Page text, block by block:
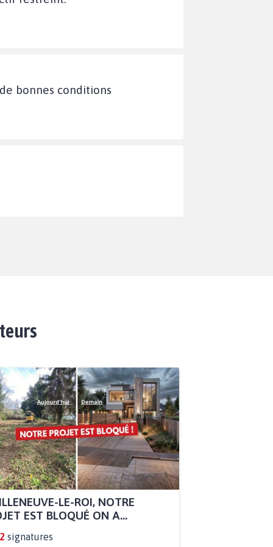
bonnes conditions
LE-ROI, NOTRE
EST BLOQUÉ ON A...
signatures